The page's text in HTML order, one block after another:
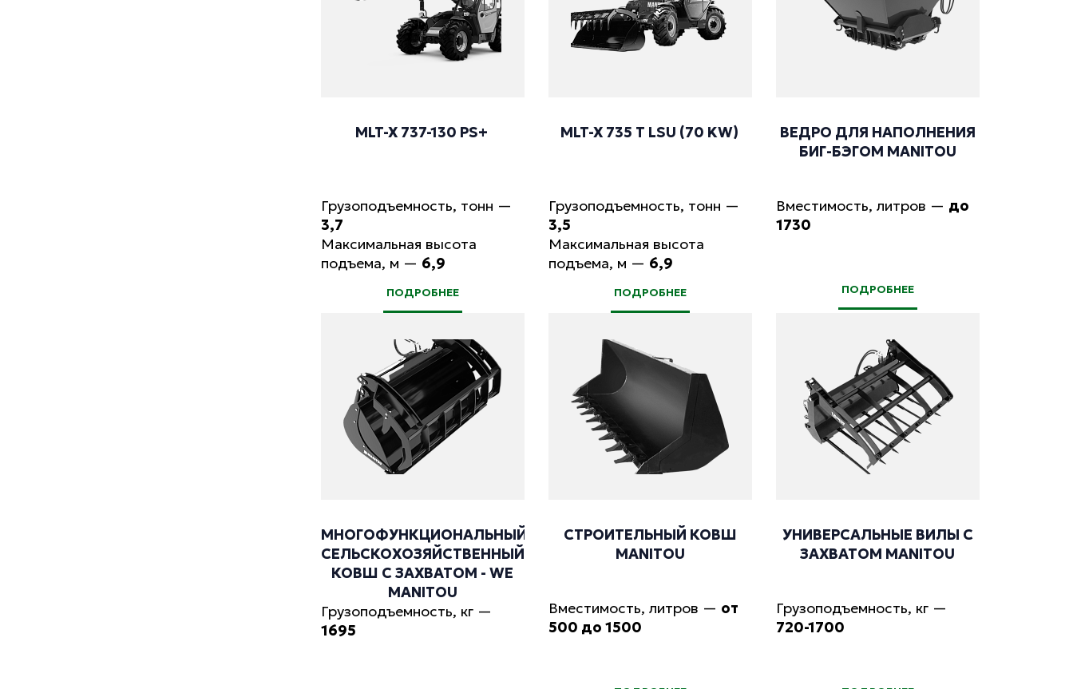
MLT-X 737-130 PS+
Грузоподъемность, тонн —
3,7
Максимальная высота
подъема, м — 6,9
ПОДРОБНЕЕ
MLT-X 735 T LSU (70 KW)
Грузоподъемность, тонн —
3,5
Максимальная высота
подъема, м — 6,9
ПОДРОБНЕЕ
ВЕДРО ДЛЯ НАПОЛНЕНИЯ
БИГ-БЭГОМ МANITOU
Вместимость, литров — до
1730
ПОДРОБНЕЕ
МНОГОФУНКЦИОНАЛЬНЫЙ
СЕЛЬСКОХОЗЯЙСТВЕННЫЙ
КОВШ С ЗАХВАТОМ - WE
МANITOU
Грузоподъемность, кг —
1695
СТРОИТЕЛЬНЫЙ КОВШ
МANITOU
Вместимость, литров — от
500 до 1500
УНИВЕРСАЛЬНЫЕ ВИЛЫ С
ЗАХВАТОМ МANITOU
Грузоподъемность, кг—
720-1700